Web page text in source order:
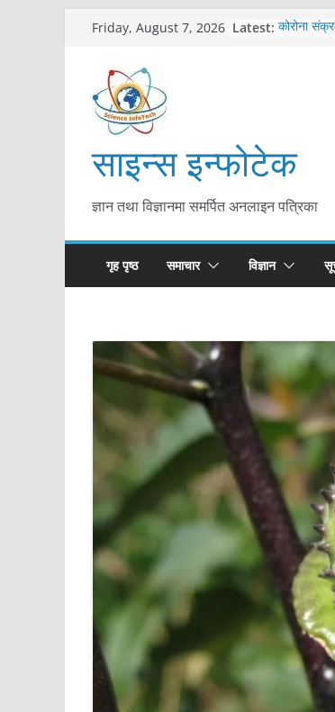
content
Friday, August 7, 2026 Latest: कोरोना
आकर्षण बढ्दै
साइन्स इन्फोटेक
ज्ञान तथा विज्ञानमा समर्पित अनलाइन पत्रिका
गृह पृष्ठ समाचार विज्ञान